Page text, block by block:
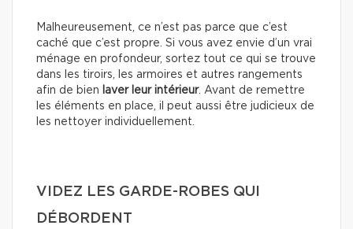
Malheureusement, ce n’est pas parce que c’est
caché que c’est propre. Si vous avez envie d’un vrai
ménage en profondeur, sortez tout ce qui se trouve
dans les tiroirs, les armoires et autres rangements
afin de bien
laver leur intérieur. Avant de remettre
les éléments en place, il peut aussi être judicieux de
les nettoyer individuellement.
VIDEZ LES GARDE-ROBES QUI
DÉBORDENT